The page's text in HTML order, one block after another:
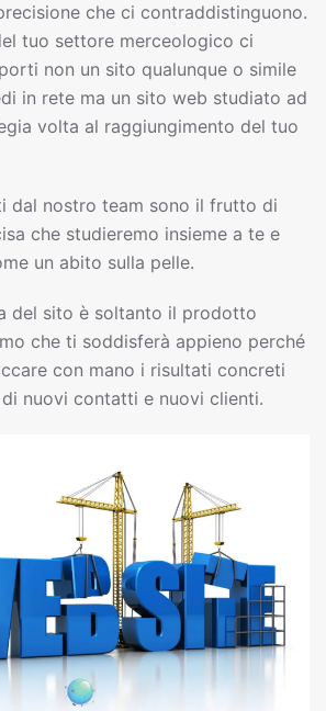
che ci contraddistinguono.
tuo settore merceologico ci
non un sito qualunque o simile
in rete ma un sito web studiato ad
volta al raggiungimento del tuo
dal nostro team sono il frutto di
che studieremo insieme a te e
un abito sulla pelle.
del sito è soltanto il prodotto
che ti soddisferà appieno perché
con mano i risultati concreti
di nuovi contatti e nuovi clienti.